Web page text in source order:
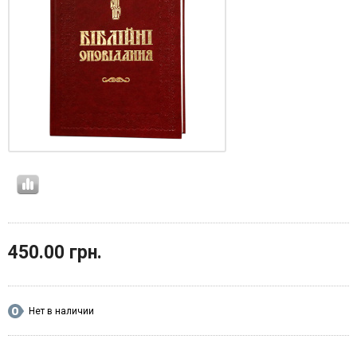
450.00 грн.
Нет в наличии